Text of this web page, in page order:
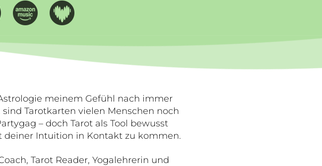
meinem Gefühl nach immer
Tarotkarten vielen Menschen noch
– doch Tarot als Tool bewusst
Intuition in Kontakt zu kommen.
Tarot Reader, Yogalehrerin und